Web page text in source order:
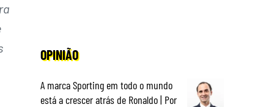
OPINIÃO
A marca Sporting em todo o mundo
está a crescer atrás de Ronaldo | Por